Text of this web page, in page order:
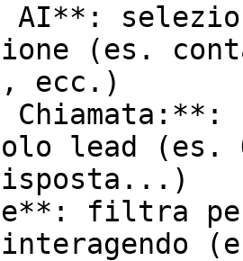
AI**:
(es.
ecc.)
lead (es.
filtra